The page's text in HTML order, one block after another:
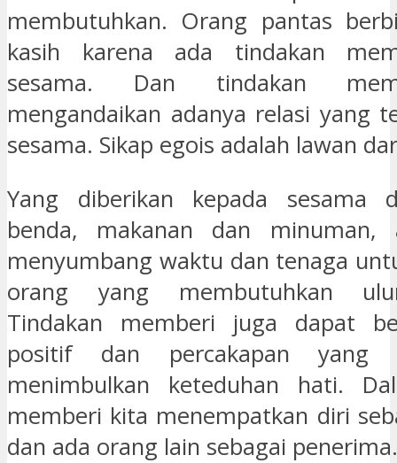
membutuhkan. Orang pantas
kasih karena ada tindakan
sesama. Dan tindakan
mengandaikan adanya relasi yang
sesama. Sikap egois adalah lawan
Yang diberikan kepada sesama
benda, makanan dan minuman,
menyumbang waktu dan tenaga
orang yang membutuhkan
Tindakan memberi juga dapat
positif dan percakapan yang
menimbulkan keteduhan hati.
memberi kita menempatkan diri
dan ada orang lain sebagai penerima.